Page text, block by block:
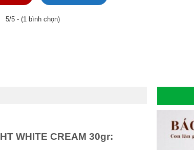
5/5 - (1 bình chọn)
WHITE CREAM 30gr: